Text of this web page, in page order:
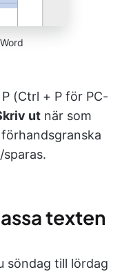
(Ctrl + P för PC-
ut när som
texten
söndag till lördag